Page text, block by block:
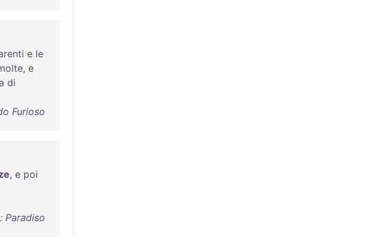
e le
, e
di
Furioso
, e poi
Paradiso